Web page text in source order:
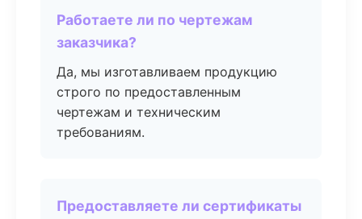
Работаете ли по чертежам
заказчика?
Да, мы изготавливаем продукцию
строго по предоставленным
чертежам и техническим
требованиям.
Предоставляете ли сертификаты